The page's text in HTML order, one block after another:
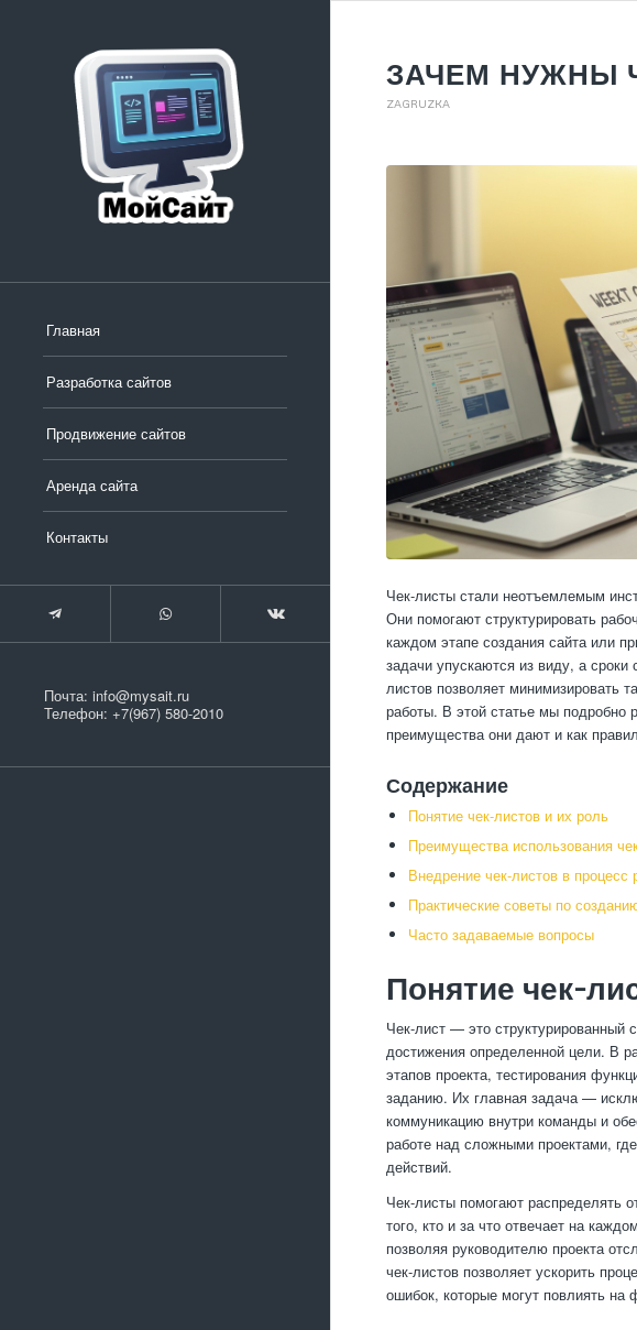
Главная
Разработка сайтов
Продвижение сайтов
Аренда сайта
Контакты
Почта: info@mysait.ru
Телефон: +7(967) 580-2010
ЗАЧЕМ НУЖНЫ
ZAGRUZKA
Чек-листы стали неотъемлемым
Они помогают структурировать
каждом этапе создания сайта или
задачи упускаются из виду, а сроки
листов позволяет минимизировать
работы. В этой статье мы подробно
преимущества они дают и как
Содержание
Понятие чек-листов и их роль
Преимущества использования
Внедрение чек-листов в процесс
Практические советы по
Часто задаваемые вопросы
Понятие чек-
Чек-лист — это структурированный
достижения определенной цели. В
этапов проекта, тестирования
заданию. Их главная задача —
коммуникацию внутри команды и
работе над сложными проектами,
действий.
Чек-листы помогают распределять
того, кто и за что отвечает на
позволяя руководителю проекта
чек-листов позволяет ускорить
ошибок, которые могут повлиять на